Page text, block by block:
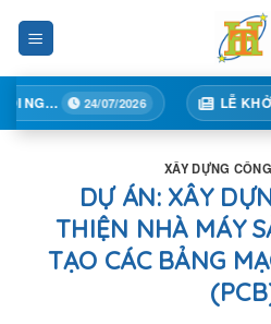
XÂY DỰNG
DỰ ÁN: XÂY
THIỆN NHÀ MÁY
TẠO CÁC BẢNG